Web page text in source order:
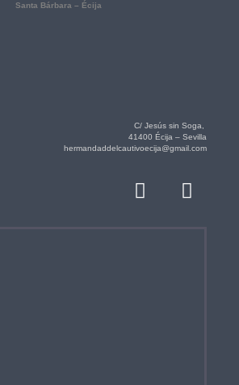
Santa Bárbara – Écija
C/ Jesús sin Soga,
41400 Écija – Sevilla
hermandaddelcautivoecija@gmail.com